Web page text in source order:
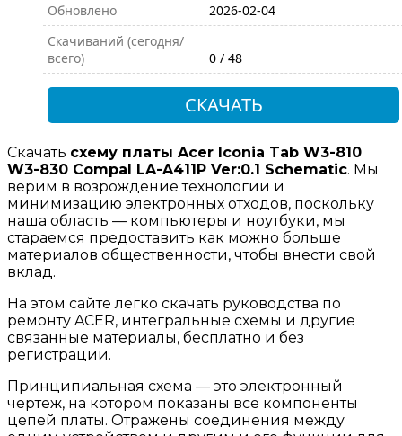
Обновлено
2026-02-04
Скачиваний (сегодня/
всего)
0 / 48
СКАЧАТЬ
Скачать схему платы Acer Iconia Tab W3-810
W3-830 Compal LA-A411P Ver:0.1 Schematic. Мы
верим в возрождение технологии и
минимизацию электронных отходов, поскольку
наша область — компьютеры и ноутбуки, мы
стараемся предоставить как можно больше
материалов общественности, чтобы внести свой
вклад.
На этом сайте легко скачать руководства по
ремонту ACER, интегральные схемы и другие
связанные материалы, бесплатно и без
регистрации.
Принципиальная схема — это электронный
чертеж, на котором показаны все компоненты
цепей платы. Отражены соединения между